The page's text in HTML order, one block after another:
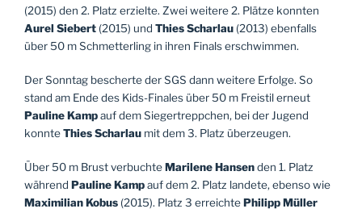
(2015) den 2. Platz erzielte. Zwei weitere 2. Plätze konnten
Aurel Siebert (2015) und Thies Scharlau (2013) ebenfalls
über 50 m Schmetterling in ihren Finals erschwimmen.
Der Sonntag bescherte der SGS dann weitere Erfolge. So
stand am Ende des Kids-Finales über 50 m Freistil erneut
Pauline Kampauf dem Siegertreppchen, bei der Jugend
konnteThies Scharlau mit dem 3. Platz überzeugen.
Über 50 m Brust verbuchteMarilene Hansenden 1. Platz
während Pauline Kampauf dem 2. Platz landete, ebenso wie
Maximilian Kobus (2015). Platz 3 erreichtePhilipp Müller